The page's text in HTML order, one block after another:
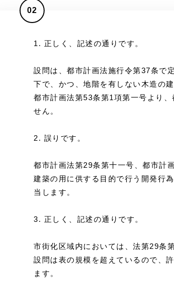
02
1. 正しく、記述の通りです。
設問は、都市計画法施行令第37条で
下で、かつ、地階を有しない木造の
都市計画法第53条第1項第一号より
せん。
2. 誤りです。
都市計画法第29条第十一号、都市計
建築の用に供する目的で行う開発行
当します。
3. 正しく、記述の通りです。
市街化区域内においては、法第29条
設問は表の規模を超えているので、
ます。